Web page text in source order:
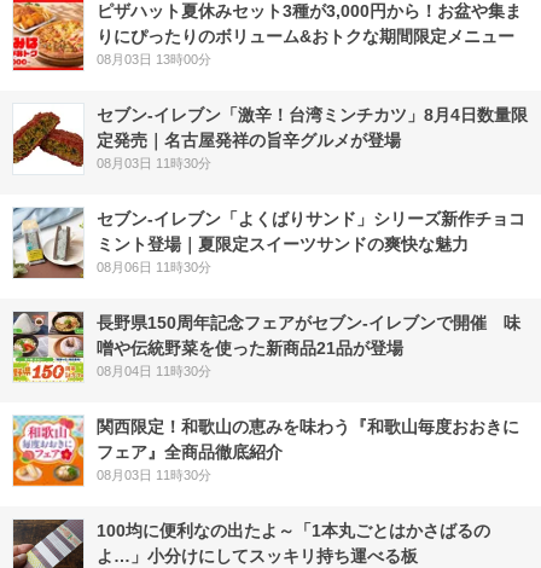
ピザハット夏休みセット3種が3,000円から！お盆や集ま
りにぴったりのボリューム&おトクな期間限定メニュー
08月03日 13時00分
セブン-イレブン「激辛！台湾ミンチカツ」8月4日数量限
定発売｜名古屋発祥の旨辛グルメが登場
08月03日 11時30分
セブン‐イレブン「よくばりサンド」シリーズ新作チョコ
ミント登場｜夏限定スイーツサンドの爽快な魅力
08月06日 11時30分
長野県150周年記念フェアがセブン-イレブンで開催 味
噌や伝統野菜を使った新商品21品が登場
08月04日 11時30分
関西限定！和歌山の恵みを味わう『和歌山毎度おおきに
フェア』全商品徹底紹介
08月03日 11時30分
100均に便利なの出たよ～「1本丸ごとはかさばるの
よ…」小分けにしてスッキリ持ち運べる板